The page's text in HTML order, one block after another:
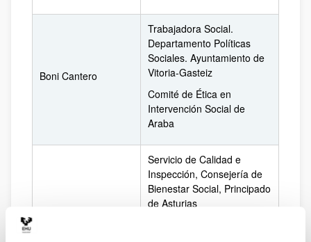
Boni Cantero
Trabajadora Social.
Departamento Políticas
Sociales. Ayuntamiento de
Vitoria-Gasteiz
Comité de Ética en
Intervención Social de
Araba
Servicio de Calidad e
Inspección, Consejería de
Bienestar Social, Principado
de Asturias